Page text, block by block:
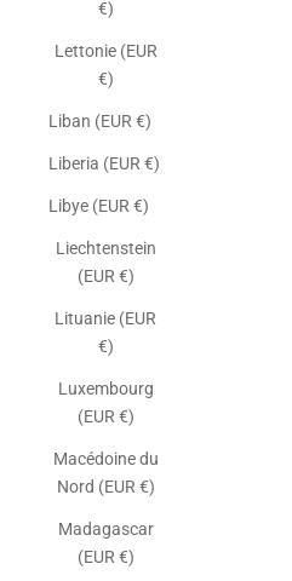
€)
Lettonie (EUR
€)
Liban (EUR €)
Liberia (EUR €)
Libye (EUR €)
Liechtenstein
(EUR €)
Lituanie (EUR
€)
Luxembourg
(EUR €)
Macédoine du
Nord (EUR €)
Madagascar
(EUR €)